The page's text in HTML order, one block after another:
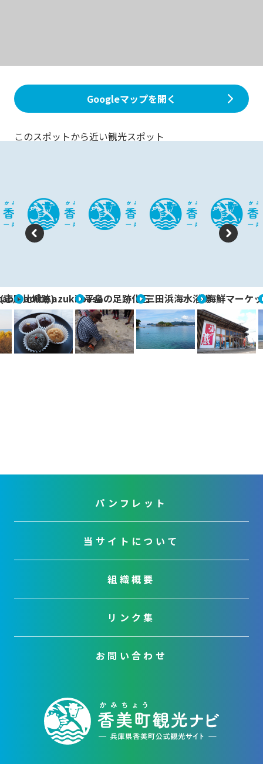
Googleマップを開く
このスポットから近い観光スポット
P
vi
o
u
s
N
xt
志馬比城跡)
aoite.azuki.base平島の足跡化石三田浜海水浴場海鮮マーケ
パンフレット
当サイトについて
組織概要
リンク集
お問い合わせ